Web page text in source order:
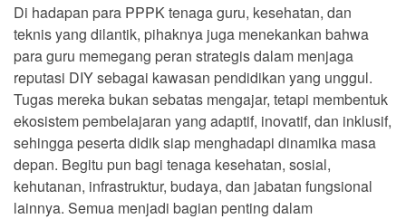
Di hadapan para PPPK tenaga guru, kesehatan, dan
teknis yang dilantik, pihaknya juga menekankan bahwa
para guru memegang peran strategis dalam menjaga
reputasi DIY sebagai kawasan pendidikan yang unggul.
Tugas mereka bukan sebatas mengajar, tetapi membentuk
ekosistem pembelajaran yang adaptif, inovatif, dan inklusif,
sehingga peserta didik siap menghadapi dinamika masa
depan. Begitu pun bagi tenaga kesehatan, sosial,
kehutanan, infrastruktur, budaya, dan jabatan fungsional
lainnya. Semua menjadi bagian penting dalam